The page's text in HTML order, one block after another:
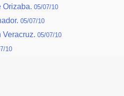
Orizaba. 05/07/10
05/07/10
Veracruz. 05/07/10
10